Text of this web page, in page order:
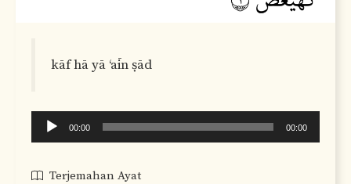
kāf hā yā ‘aīn ṣād
Audio
Player
00:00 00:00
Terjemahan Ayat